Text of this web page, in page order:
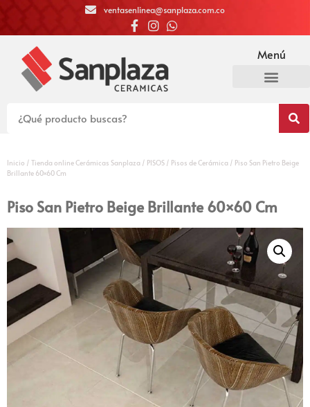
ventasenlinea@sanplaza.com.co
Menú
Inicio / Tienda online Cerámicas Sanplaza / PISOS / Pisos de Cerámica / Piso San Pietro Beige
Brillante 60×60 Cm
Piso San Pietro Beige Brillante 60×60 Cm